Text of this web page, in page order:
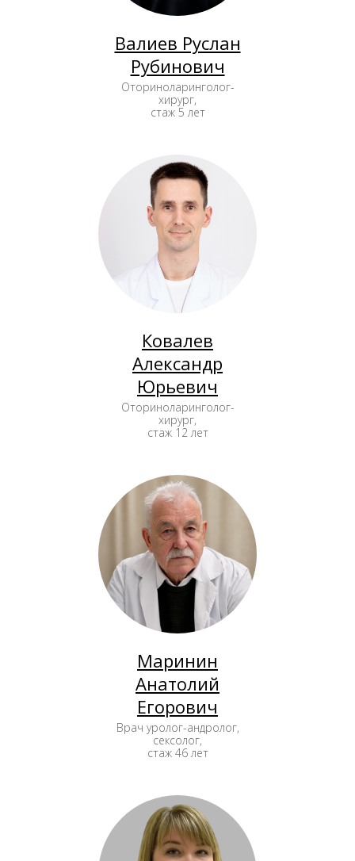
Валиев Руслан
Рубинович
Оториноларинголог-
хирург,
стаж 5 лет
Ковалев
Александр
Юрьевич
Оториноларинголог-
хирург,
стаж 12 лет
Маринин
Анатолий
Егорович
Врач уролог-андролог,
сексолог,
стаж 46 лет